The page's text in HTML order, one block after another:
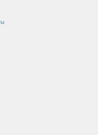
об имуществе и
характера
сфере противодействия